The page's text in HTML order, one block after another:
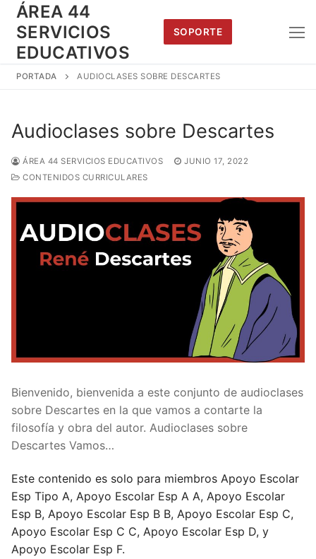
Saltar
contenido
ÁREA 44
SERVICIOS
EDUCATIVOS
SOPORTE
PORTADA AUDIOCLASES SOBRE DESCARTES
Audioclases sobre Descartes
ÁREA 44 SERVICIOS EDUCATIVOS
JUNIO 17, 2022
CONTENIDOS CURRICULARES
Bienvenido, bienvenida a este conjunto de audioclases
sobre Descartes en la que vamos a contarte la
filosofía y obra del autor. Audioclases sobre
Descartes Vamos…
Este contenido es solo para miembros Apoyo Escolar
Esp Tipo A, Apoyo Escolar Esp A A, Apoyo Escolar
Esp B, Apoyo Escolar Esp B B, Apoyo Escolar Esp C,
Apoyo Escolar Esp C C, Apoyo Escolar Esp D, y
Apoyo Escolar Esp F.